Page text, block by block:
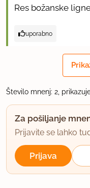
Res božanske
uporabno
Število mnenj: 2,
Za pošiljanje
Prijavite se lahko
Prijava